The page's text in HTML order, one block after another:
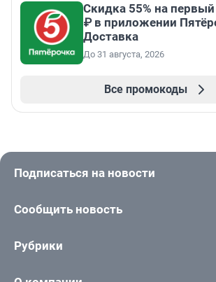
Скидка 55% на первый
₽ в приложении
Доставка
До 31 августа, 2026
Все промокоды
Подписаться на новости
Сообщить новость
Рубрики